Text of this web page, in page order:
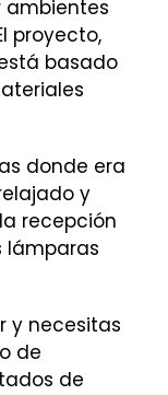
proyecto,
basado
donde era
y
recepción
lámparas
y necesitas
de
de